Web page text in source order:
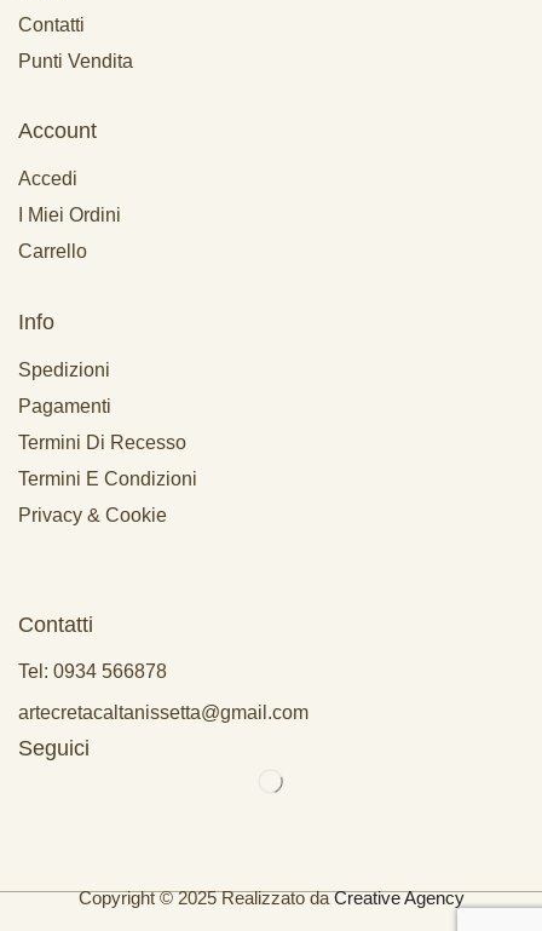
Contatti
Punti Vendita
Account
Accedi
I Miei Ordini
Carrello
Info
Spedizioni
Pagamenti
Termini Di Recesso
Termini E Condizioni
Privacy & Cookie
Contatti
Tel: 0934 566878
artecretacaltanissetta@gmail.com
Seguici
Copyright © 2025 Realizzato daCreative Agency